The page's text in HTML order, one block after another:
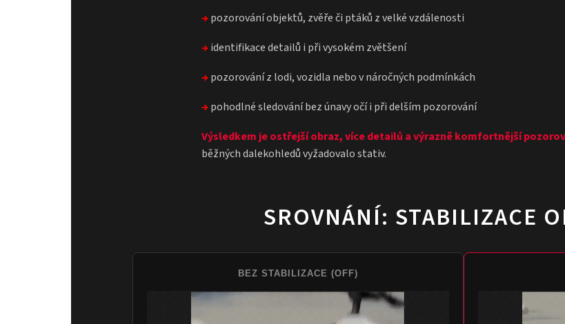
→pozorování objektů, zvěře či ptáků z velké vzdálenosti
→identifikace detailů i při vysokém zvětšení
→pozorování z lodi, vozidla nebo v náročných podmínkách
→pohodlné sledování bez únavy očí i při delším pozorování
Výsledkem je ostřejší obraz, více detailů a výrazně komfortnější
běžných dalekohledů vyžadovalo stativ.
SROVNÁNÍ: STABILIZACE
BEZ STABILIZACE (OFF)